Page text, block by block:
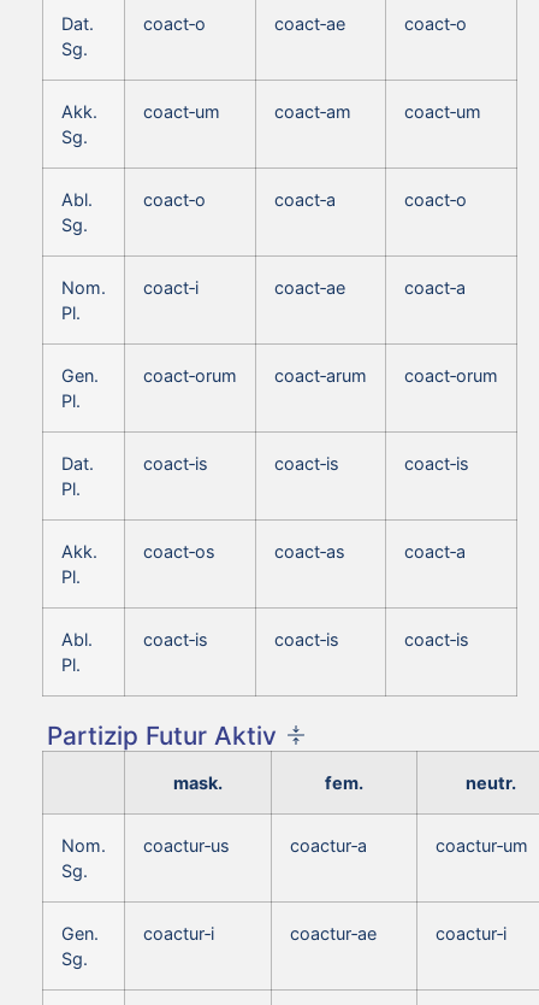
Dat.
Sg.
coact‑o coact‑ae coact‑o
Akk.
Sg.
coact‑um coact‑am coact‑um
Abl.
Sg.
coact‑o coact‑a coact‑o
Nom.
Pl.
coact‑i coact‑ae coact‑a
Gen.
Pl.
coact‑orum coact‑arum coact‑orum
Dat.
Pl.
coact‑is coact‑is coact‑is
Akk.
Pl.
coact‑os coact‑as coact‑a
Abl.
Pl.
coact‑is coact‑is coact‑is
Partizip Futur Aktiv
mask. fem. neutr.
Nom.
Sg.
coactur‑us coactur‑a coactur‑um
Gen.
Sg.
coactur‑i coactur‑ae coactur‑i